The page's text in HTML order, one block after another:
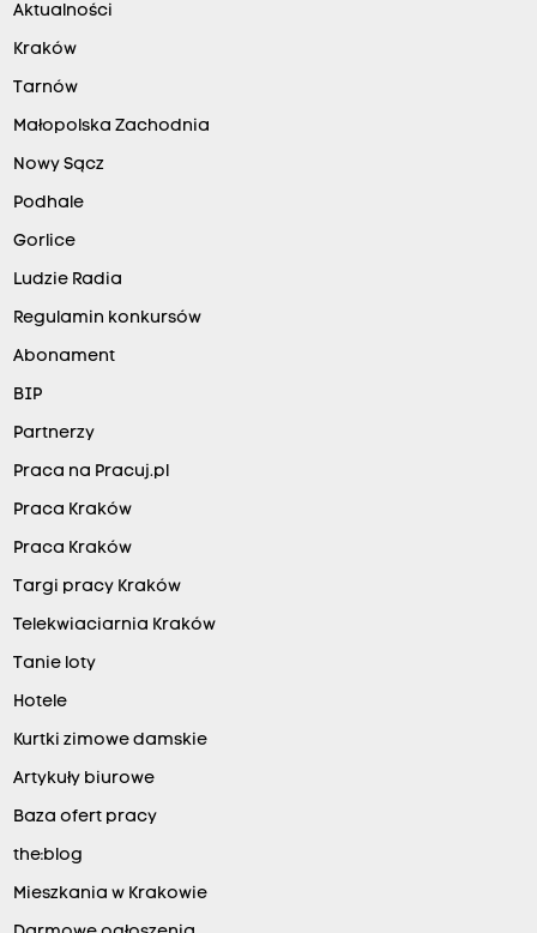
Aktualności
Kraków
Tarnów
Małopolska Zachodnia
Nowy Sącz
Podhale
Gorlice
Ludzie Radia
Regulamin konkursów
Abonament
BIP
Partnerzy
Praca na Pracuj.pl
Praca Kraków
Praca Kraków
Targi pracy Kraków
Telekwiaciarnia Kraków
Tanie loty
Hotele
Kurtki zimowe damskie
Artykuły biurowe
Baza ofert pracy
the:blog
Mieszkania w Krakowie